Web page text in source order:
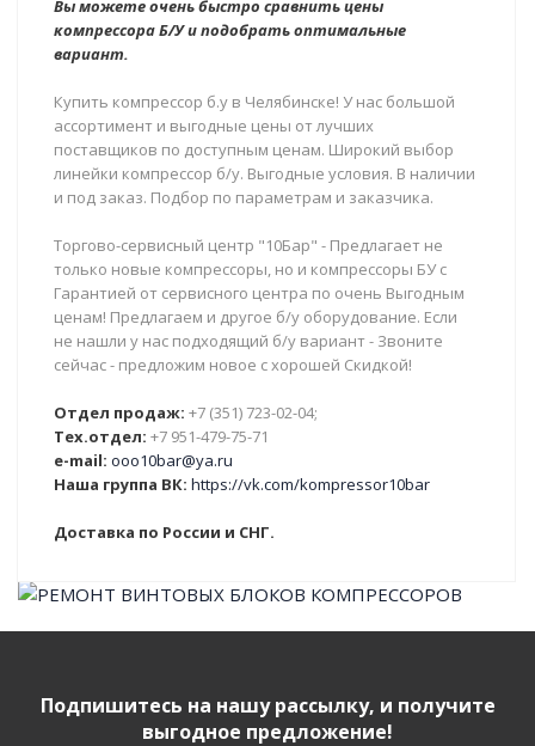
Вы можете очень быстро сравнить цены
компрессора Б/У и подобрать оптимальные
вариант.
Купить компрессор б.у в Челябинске! У нас большой
ассортимент и выгодные цены от лучших
поставщиков по доступным ценам. Широкий выбор
линейки компрессор б/у. Выгодные условия. В наличии
и под заказ. Подбор по параметрам и заказчика.
Торгово-сервисный центр "10Бар" - Предлагает не
только новые компрессоры, но и компрессоры БУ с
Гарантией от сервисного центра по очень Выгодным
ценам! Предлагаем и другое б/у оборудование. Если
не нашли у нас подходящий б/у вариант - Звоните
сейчас - предложим новое с хорошей Скидкой!
Отдел продаж: +7 (351) 723-02-04;
Тех.отдел: +7 951-479-75-71
e-mail: ooo10bar@ya.ru
Наша группа ВК: https://vk.com/kompressor10bar
Доставка по России и СНГ.
Подпишитесь на нашу рассылку, и получите
выгодное предложение!